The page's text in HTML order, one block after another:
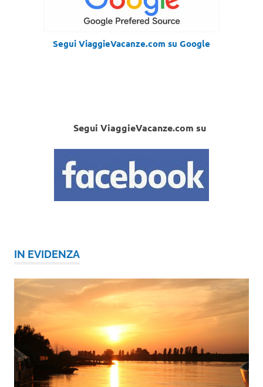
Segui ViaggieVacanze.com su Google
Segui ViaggieVacanze.com su
IN EVIDENZA